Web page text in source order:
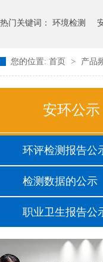
热门关键词： 环境检测
您的位置: 首页 > 产品
安环公示
环评检测报告公
检测数据的公示
职业卫生报告公